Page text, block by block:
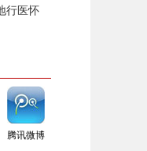
行医怀
腾讯微博